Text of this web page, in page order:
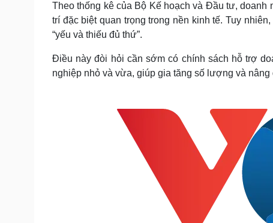
Sức khỏe
Cây thuốc
Sản phụ khoa
Làm đẹp - giảm cân
Phòng mạch online
Blog
Tình yêu - Gia đình
Theo thống kê của Bộ Kế hoạch và Đầu tư,
trí đặc biệt quan trọng trong nền kinh tế. Tuy
“yếu và thiếu đủ thứ”.
Điều này đòi hỏi cần sớm có chính sách hỗ trợ
nghiệp nhỏ và vừa, giúp gia tăng số lượng và